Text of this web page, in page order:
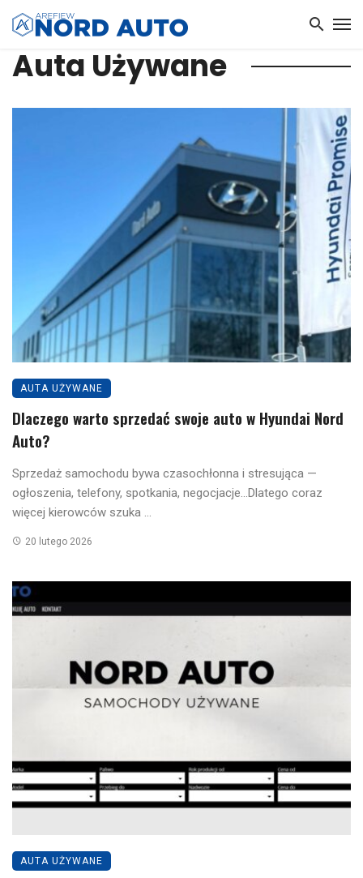
Auta Używane
AUTA UŻYWANE
Dlaczego warto sprzedać swoje auto w Hyundai Nord
Auto?
Sprzedaż samochodu bywa czasochłonna i stresująca —
ogłoszenia, telefony, spotkania, negocjacje…Dlatego coraz
więcej kierowców szuka ...
20 lutego 2026
AUTA UŻYWANE